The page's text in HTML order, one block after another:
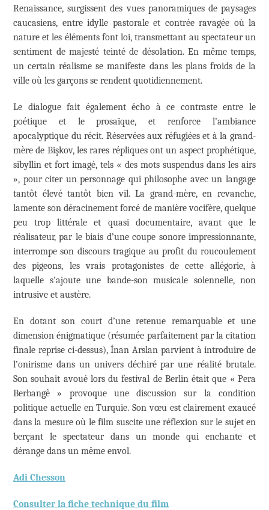
Renaissance, surgissent des vues panoramiques de paysages
caucasiens, entre idylle pastorale et contrée ravagée où la
nature et les éléments font loi, transmettant au spectateur un
sentiment de majesté teinté de désolation. En même temps,
un certain réalisme se manifeste dans les plans froids de la
ville où les garçons se rendent quotidiennement.
Le dialogue fait également écho à ce contraste entre le
poétique et le prosaïque, et renforce l’ambiance
apocalyptique du récit. Réservées aux réfugiées et à la grand-
mère de Bişkov, les rares répliques ont un aspect prophétique,
sibyllin et fort imagé, tels « des mots suspendus dans les airs
», pour citer un personnage qui philosophe avec un langage
tantôt élevé tantôt bien vil. La grand-mère, en revanche,
lamente son déracinement forcé de manière vocifère, quelque
peu trop littérale et quasi documentaire, avant que le
réalisateur, par le biais d’une coupe sonore impressionnante,
interrompe son discours tragique au profit du roucoulement
des pigeons, les vrais protagonistes de cette allégorie, à
laquelle s’ajoute une bande-son musicale solennelle, non
intrusive et austère.
En dotant son court d’une retenue remarquable et une
dimension énigmatique (résumée parfaitement par la citation
finale reprise ci-dessus), İnan Arslan parvient à introduire de
l’onirisme dans un univers déchiré par une réalité brutale.
Son souhait avoué lors du festival de Berlin était que « Pera
Berbangê » provoque une discussion sur la condition
politique actuelle en Turquie. Son vœu est clairement exaucé
dans la mesure où le film suscite une réflexion sur le sujet en
berçant le spectateur dans un monde qui enchante et
dérange dans un même envol.
Adi Chesson
Consulter la fiche technique du film